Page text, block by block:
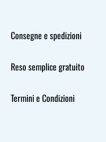
Consegne e spedizioni
Reso semplice gratuito
Termini e Condizioni